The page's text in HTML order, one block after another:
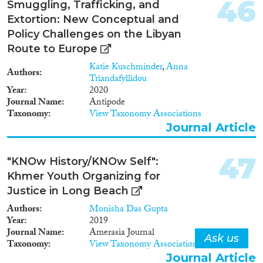
wordt uitgevoerd in opdracht
van de ministeries Sociale
Zaken en Werkgelegenheid
(SZW), Justitie en Veiligheid
(JenV), Onderwijs, Cultuur en
Wetenschap (OCW) en
Volksgezondheid, Welzijn en
Sport (VWS).
Smuggling, Trafficking, and
Extortion: New Conceptual and
Policy Challenges on the Libyan
Route to Europe
Authors Katie Kuschminder,Anna
Triandafyllidou
Year 2020
Journal Name Antipode
Taxonomy View Taxonomy Associations
46
Journal Article
"KNOw History/KNOw Self":
Khmer Youth Organizing for
Justice in Long Beach
Authors Monisha Das Gupta
Year 2019
Journal Name Amerasia Journal
Taxonomy View Taxonomy Associations
47
Journal Article
Ask us